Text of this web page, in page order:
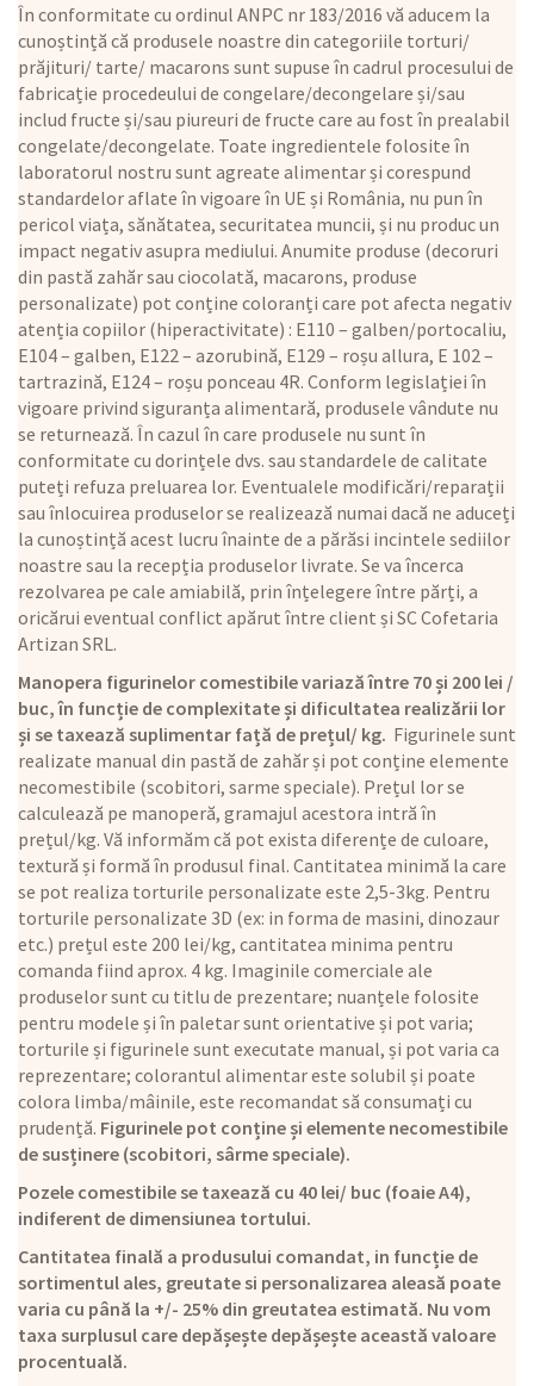
În conformitate cu ordinul ANPC nr 183/2016 vă aducem la
cunoștință că produsele noastre din categoriile torturi/
prăjituri/ tarte/ macarons sunt supuse în cadrul procesului de
fabricație procedeului de congelare/decongelare și/sau
includ fructe și/sau piureuri de fructe care au fost în prealabil
congelate/decongelate. Toate ingredientele folosite în
laboratorul nostru sunt agreate alimentar și corespund
standardelor aflate în vigoare în UE și România, nu pun în
pericol viața, sănătatea, securitatea muncii, și nu produc un
impact negativ asupra mediului. Anumite produse (decoruri
din pastă zahăr sau ciocolată, macarons, produse
personalizate) pot conține coloranți care pot afecta negativ
atenția copiilor (hiperactivitate) : E110 – galben/portocaliu,
E104 – galben, E122 – azorubină, E129 – roșu allura, E 102 –
tartrazină, E124 – roșu ponceau 4R. Conform legislației în
vigoare privind siguranța alimentară, produsele vândute nu
se returnează. În cazul în care produsele nu sunt în
conformitate cu dorințele dvs. sau standardele de calitate
puteți refuza preluarea lor. Eventualele modificări/reparații
sau înlocuirea produselor se realizează numai dacă ne aduceți
la cunoștință acest lucru înainte de a părăsi incintele sediilor
noastre sau la recepția produselor livrate. Se va încerca
rezolvarea pe cale amiabilă, prin înțelegere între părți, a
oricărui eventual conflict apărut între client și SC Cofetaria
Artizan SRL.
Manopera figurinelor comestibile variază între 70 și 200 lei /
buc, în funcție de complexitate și dificultatea realizării lor
și se taxează suplimentar față de prețul/ kg. Figurinele sunt
realizate manual din pastă de zahăr și pot conține elemente
necomestibile (scobitori, sarme speciale). Prețul lor se
calculează pe manoperă, gramajul acestora intră în
prețul/kg. Vă informăm că pot exista diferențe de culoare,
textură și formă în produsul final. Cantitatea minimă la care
se pot realiza torturile personalizate este 2,5-3kg. Pentru
torturile personalizate 3D (ex: in forma de masini, dinozaur
etc.) prețul este 200 lei/kg, cantitatea minima pentru
comanda fiind aprox. 4 kg. Imaginile comerciale ale
produselor sunt cu titlu de prezentare; nuanțele folosite
pentru modele și în paletar sunt orientative și pot varia;
torturile și figurinele sunt executate manual, și pot varia ca
reprezentare; colorantul alimentar este solubil și poate
colora limba/mâinile, este recomandat să consumați cu
prudență. Figurinele pot conține și elemente necomestibile
de susținere (scobitori, sârme speciale).
Pozele comestibile se taxează cu 40 lei/ buc (foaie A4),
indiferent de dimensiunea tortului.
Cantitatea finală a produsului comandat, in funcție de
sortimentul ales, greutate si personalizarea aleasă poate
varia cu până la +/- 25% din greutatea estimată. Nu vom
taxa surplusul care depășește depășește această valoare
procentuală.